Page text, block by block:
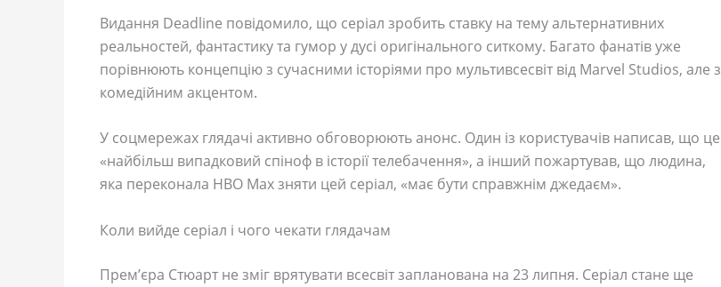
Видання Deadline повідомило, що серіал зробить ставку на тему альтернативних
реальностей, фантастику та гумор у дусі оригінального ситкому. Багато фанатів уже
порівнюють концепцію з сучасними історіями про мультивсесвіт від Marvel Studios, але з
комедійним акцентом.
У соцмережах глядачі активно обговорюють анонс. Один із користувачів написав, що це
«найбільш випадковий спіноф в історії телебачення», а інший пожартував, що людина,
яка переконала HBO Max зняти цей серіал, «має бути справжнім джедаєм».
Коли вийде серіал і чого чекати глядачам
Прем’єра Стюарт не зміг врятувати всесвіт запланована на 23 липня. Серіал стане ще